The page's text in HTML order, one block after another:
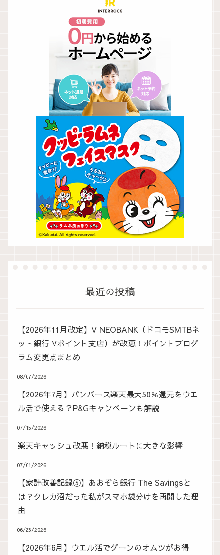
最近の投稿
【2026年11月改定】V NEOBANK（ドコモSMTBネ
ット銀行 Vポイント支店）が改悪！ポイントプログ
ラム変更点まとめ
08/07/2026
【2026年7月】パンパース楽天最大50％還元をウエ
ル活で使える？P&Gキャンペーンも解説
07/15/2026
楽天キャッシュ改悪！納税ルートに大きな影響
07/01/2026
【家計改善記録⑤】あおぞら銀行 The Savingsと
は？クレカ沼だった私がスマホ袋分けを再開した理
由
06/23/2026
【2026年6月】ウエル活でグーンのオムツがお得！